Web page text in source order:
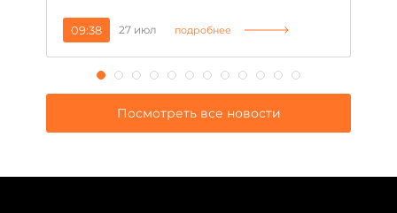
09:38 27 июл подробнее
Посмотреть все новости